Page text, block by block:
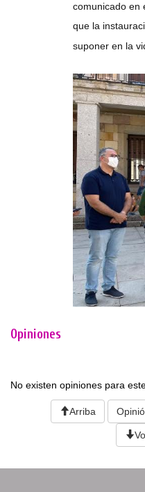
comunicado en
que la
suponer en la
Opiniones
No existen opiniones para
Arriba